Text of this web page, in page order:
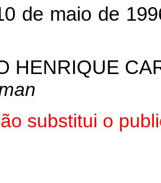
de maio de
HENRIQUE
substitui o